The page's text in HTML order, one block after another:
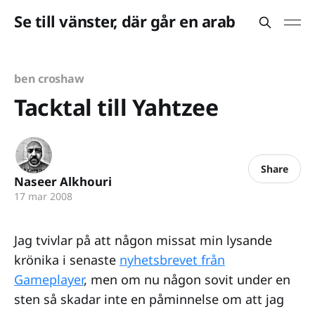
Se till vänster, där går en arab
ben croshaw
Tacktal till Yahtzee
Naseer Alkhouri
17 mar 2008
Share
Jag tvivlar på att någon missat min lysande
krönika i senaste nyhetsbrevet från
Gameplayer, men om nu någon sovit under en
sten så skadar inte en påminnelse om att jag